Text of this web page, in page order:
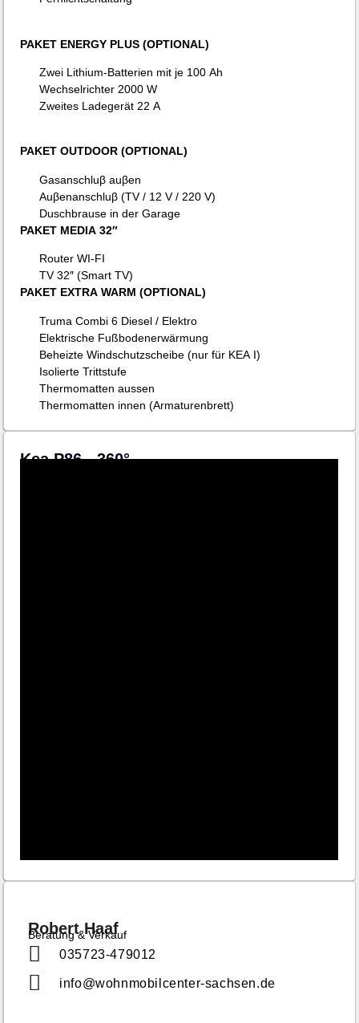
PAKET ENERGY PLUS (OPTIONAL)
Zwei Lithium-Batterien mit je 100 Ah
Wechselrichter 2000 W
Zweites Ladegerät 22 A
PAKET OUTDOOR (OPTIONAL)
Gasanschluβ auβen
Auβenanschluβ (TV / 12 V / 220 V)
Duschbrause in der Garage
PAKET MEDIA 32″
Router WI-FI
TV 32″ (Smart TV)
PAKET EXTRA WARM (OPTIONAL)
Truma Combi 6 Diesel / Elektro
Elektrische Fußbodenerwärmung
Beheizte Windschutzscheibe (nur für KEA I)
Isolierte Trittstufe
Thermomatten aussen
Thermomatten innen (Armaturenbrett)
Kea P86 - 360°
Robert Haaf
Beratung & Verkauf
035723-479012
info@wohnmobilcenter-sachsen.de